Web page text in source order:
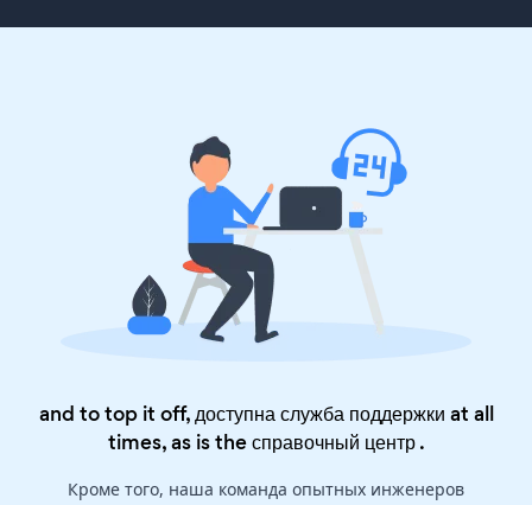
and to top it off, доступна служба поддержки at all
times, as is theсправочный центр.
Кроме того, наша команда опытных инженеров